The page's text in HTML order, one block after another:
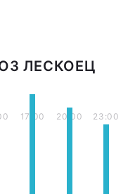
ЛЕСКОЕЦ
17:00 20:00 23:00